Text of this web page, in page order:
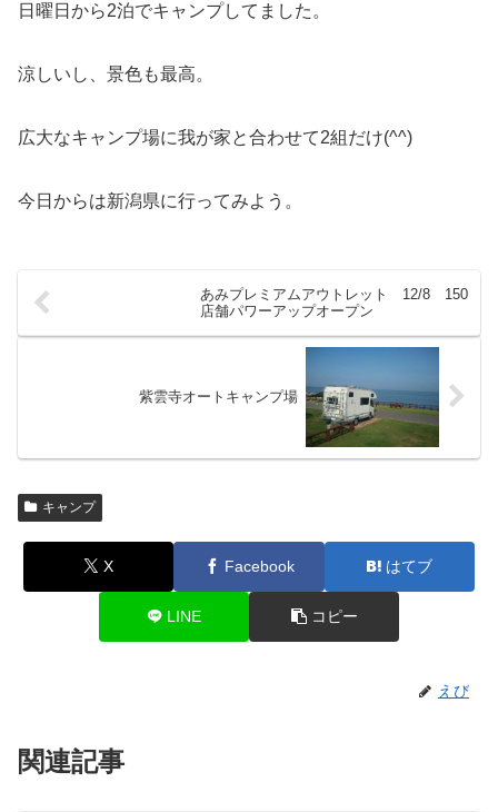
日曜日から2泊でキャンプしてました。
涼しいし、景色も最高。
広大なキャンプ場に我が家と合わせて2組だけ(^^)
今日からは新潟県に行ってみよう。
あみプレミアムアウトレット 12/8 150
店舗パワーアップオープン
紫雲寺オートキャンプ場
キャンプ
X Facebook はてブ
LINE コピー
えび
関連記事